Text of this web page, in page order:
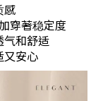
感
穿著稳定度
气和舒适
又安心